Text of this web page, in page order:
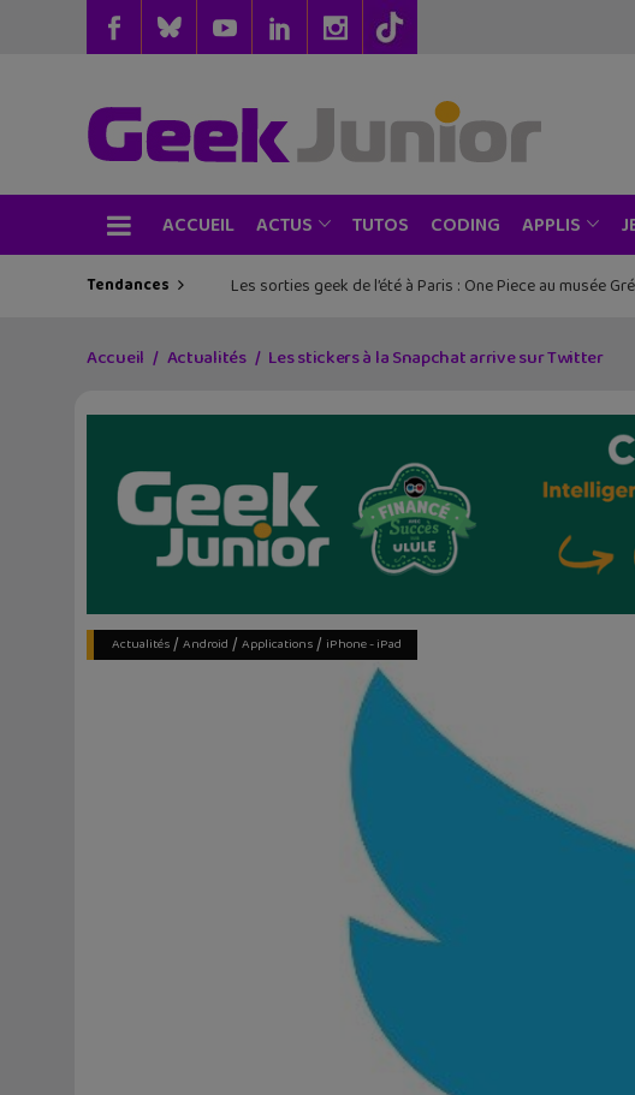
ACCUEIL ACTUS TUTOS CODING APPLIS
Tendances Les sorties geek de l’été à Paris : One Piece au musée
Accueil Actualités Les stickers à la Snapchat arrive sur Twitter
Actualités/ Android / Applications/ iPhone - iPad